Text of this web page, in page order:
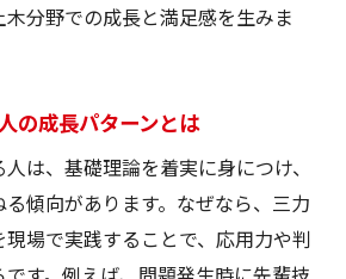
分野での成長と満足感を生みま
の成長パターンとは
は、基礎理論を着実に身につけ、
傾向があります。なぜなら、三力
場で実践することで、応用力や判